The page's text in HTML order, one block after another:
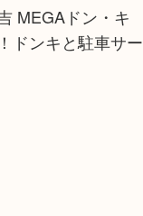
MEGAドン・キ
ドンキと駐車サー